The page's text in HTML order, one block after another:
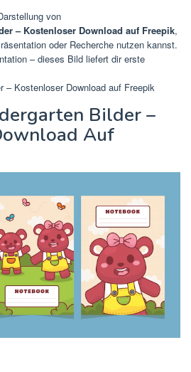
von
– Kostenloser Download auf Freepik,
oder Recherche nutzen kannst.
– dieses Bild liefert dir erste
– Kostenloser Download auf Freepik
Bilder –
Auf